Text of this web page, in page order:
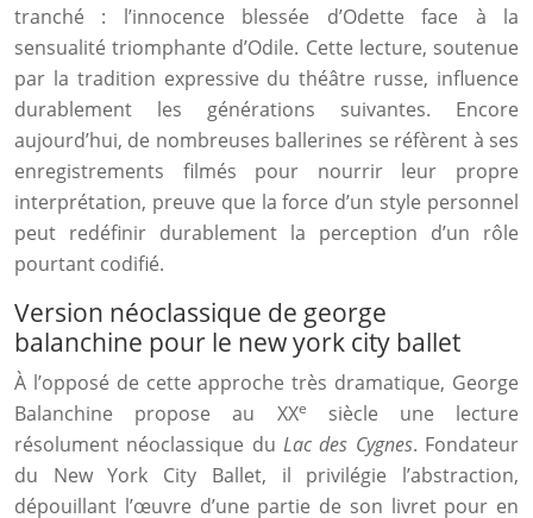
tranché : l’innocence blessée d’Odette face à la
sensualité triomphante d’Odile. Cette lecture, soutenue
par la tradition expressive du théâtre russe, influence
durablement les générations suivantes. Encore
aujourd’hui, de nombreuses ballerines se réfèrent à ses
enregistrements filmés pour nourrir leur propre
interprétation, preuve que la force d’un style personnel
peut redéfinir durablement la perception d’un rôle
pourtant codifié.
Version néoclassique de george
balanchine pour le new york city ballet
À l’opposé de cette approche très dramatique, George
Balanchine propose au XXe
siècle une lecture
résolument néoclassique du Lac des Cygnes. Fondateur
du New York City Ballet, il privilégie l’abstraction,
dépouillant l’œuvre d’une partie de son livret pour en